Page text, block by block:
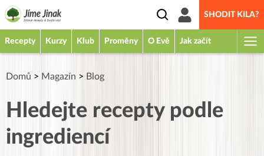
SHODIT KILA?
Recepty Kurzy Klub Proměny O Evě Jak začít
Domů > Magazín > Blog
Hledejte recepty podle
ingrediencí